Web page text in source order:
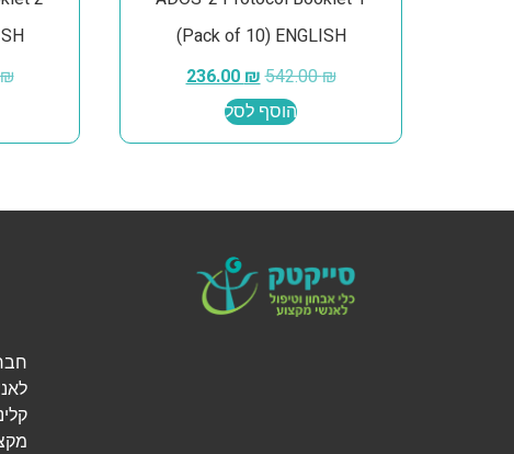
(Pack of 10) ENGLISH
542.00₪
236.00₪
הוסף לסל
₪